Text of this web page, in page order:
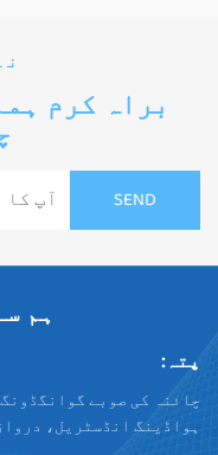
براہ کرم
ہم
پتہ:
چائنہ کی صوبے
ہواڈینگ انڈسٹریل، دروازہ 8، نمبر